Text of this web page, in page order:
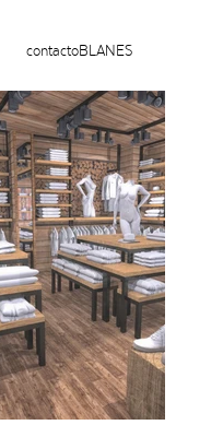
contactoBLANES